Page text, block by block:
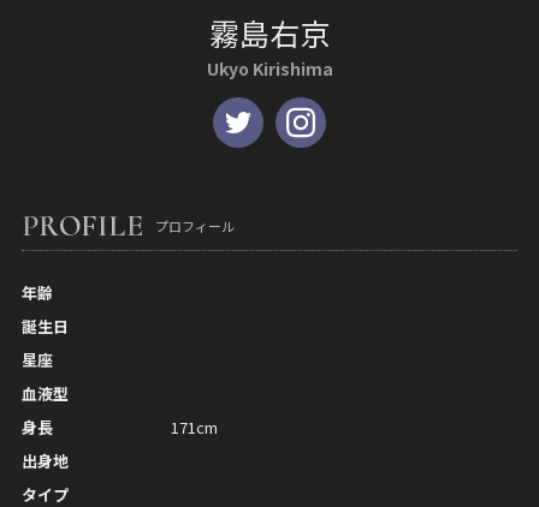
霧島右京
Ukyo Kirishima
PROFILE プロフィール
年齢
誕生日
星座
血液型
身長
171cm
出身地
タイプ